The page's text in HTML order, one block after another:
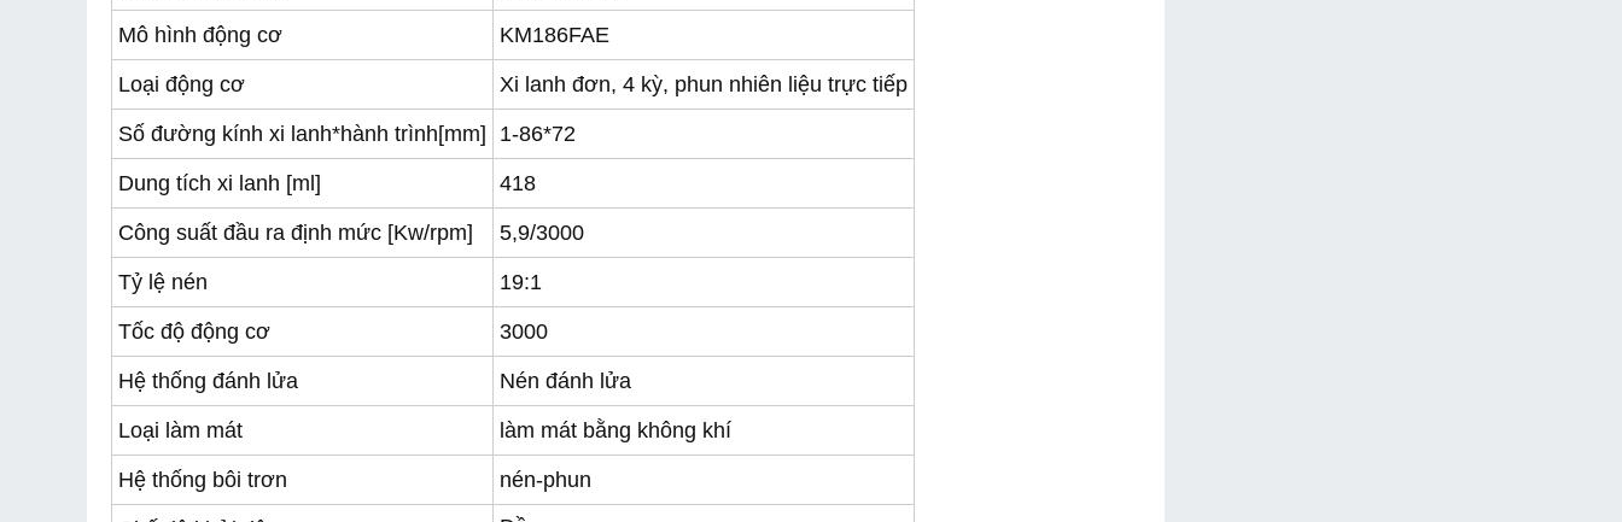
Mô hình động cơ KM186FAE
Loại động cơ Xi lanh đơn, 4 kỳ, phun nhiên liệu trực tiếp
Số đường kính xi lanh*hành trình[mm] 1-86*72
Dung tích xi lanh [ml] 418
Công suất đầu ra định mức [Kw/rpm] 5,9/3000
Tỷ lệ nén 19:1
Tốc độ động cơ 3000
Hệ thống đánh lửa Nén đánh lửa
Loại làm mát làm mát bằng không khí
Hệ thống bôi trơn nén-phun